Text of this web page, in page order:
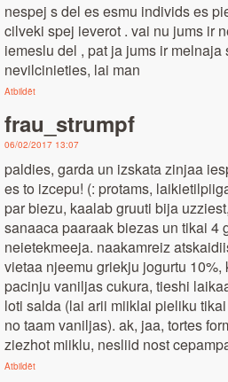
nespej s del es esmu individs es
cilveki spej ieverot . vai nu jums ir
iemeslu del , pat ja jums ir melnaja
nevilcinieties, lai man
Atbildēt
frau_strumpf
06/02/2017 13:07
paldies, garda un izskata zinjaa
es to izcepu! (: protams,
par biezu, kaalab gruuti bija
sanaaca paaraak biezas un tikai 4
neietekmeeja. naakamreiz
vietaa njeemu griekju jogurtu 10%,
pacinju vaniljas cukura, tieshi
loti salda (lai arii miiklai pieliku
no taam vaniljas). ak, jaa, tortes
ziezhot miiklu, nesliid nost
Atbildēt